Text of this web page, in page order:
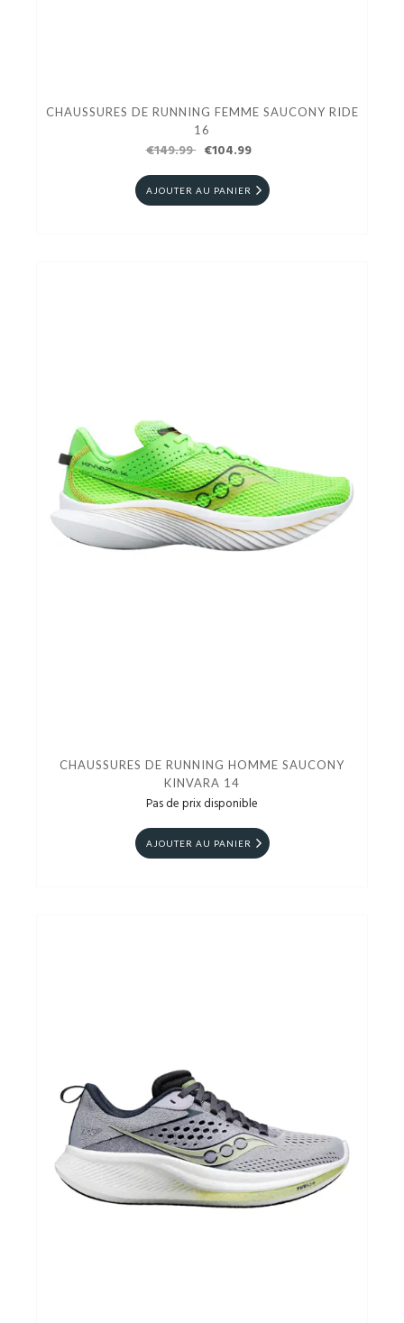
CHAUSSURES DE RUNNING FEMME SAUCONY RIDE
16
€149.99 €104.99
AJOUTER AU PANIER
CHAUSSURES DE RUNNING HOMME SAUCONY
KINVARA 14
Pas de prix disponible
AJOUTER AU PANIER